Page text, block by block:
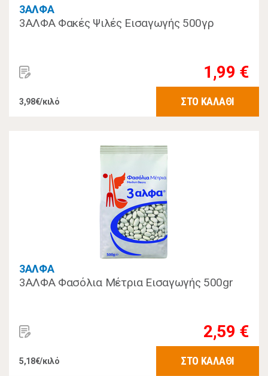
3ΑΛΦΑ
3ΑΛΦΑ Φακές Ψιλές Εισαγωγής 500γρ
1,99 €
3,98€/κιλό ΣΤΟ ΚΑΛΑΘΙ
3ΑΛΦΑ
3ΑΛΦΑ Φασόλια Μέτρια Εισαγωγής 500gr
2,59 €
5,18€/κιλό ΣΤΟ ΚΑΛΑΘΙ